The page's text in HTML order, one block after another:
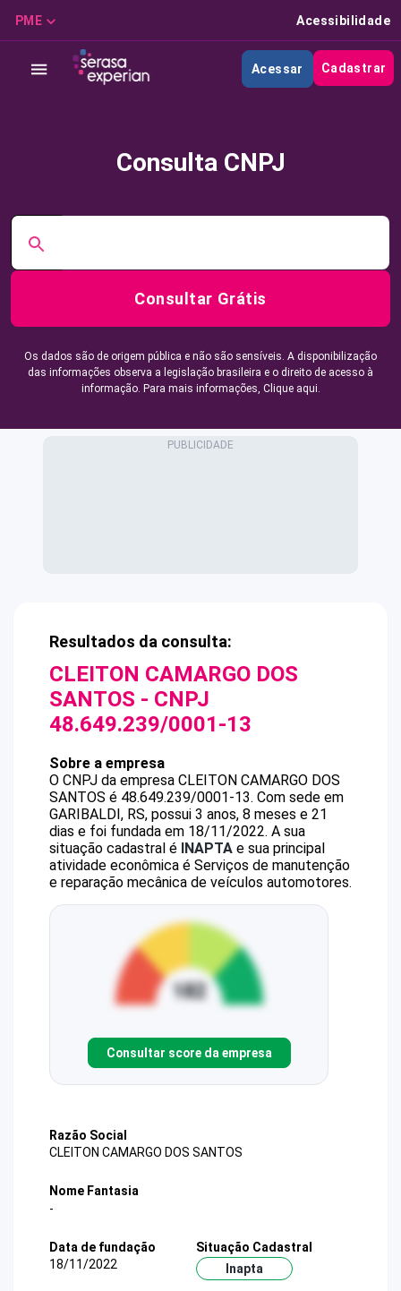
PME Acessibilidade
Acessar Cadastrar
Consulta CNPJ
Consultar Grátis
Os dados são de origem pública e não são sensíveis. A disponibilização
das informações observa a legislação brasileira e o direito de acesso à
informação. Para mais informações, Clique aqui.
Resultados da consulta:
CLEITON CAMARGO DOS
SANTOS - CNPJ
48.649.239/0001-13
Sobre a empresa
O CNPJ da empresa CLEITON CAMARGO DOS
SANTOS é 48.649.239/0001-13. Com sede em
GARIBALDI, RS, possui 3 anos, 8 meses e 21
dias e foi fundada em 18/11/2022. A sua
situação cadastral é INAPTA e sua principal
atividade econômica é Serviços de manutenção
e reparação mecânica de veículos automotores.
Consultar score da empresa
Razão Social
CLEITON CAMARGO DOS SANTOS
Nome Fantasia
-
Data de fundação
18/11/2022
Situação Cadastral
Inapta